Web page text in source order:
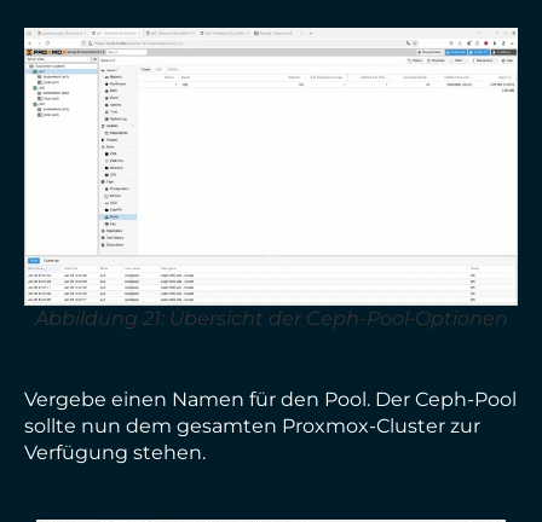
Abbildung 21: Übersicht der Ceph-Pool-Optionen
Vergebe einen Namen für den Pool. Der Ceph-Pool
sollte nun dem gesamten Proxmox-Cluster zur
Verfügung stehen.